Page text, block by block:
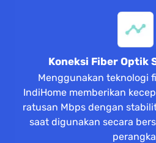
Koneksi Fiber Optik
Menggunakan teknologi
IndiHome memberikan
ratusan Mbps dengan
saat digunakan secara